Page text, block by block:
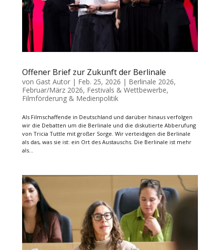
Offener Brief zur Zukunft der Berlinale
von Gast Autor| Feb. 25, 2026 | Berlinale 2026,
Februar/März 2026, Festivals & Wettbewerbe,
Filmförderung & Medienpolitik
Als Filmschaffende in Deutschland und darüber hinaus verfolgen
wir die Debatten um die Berlinale und die diskutierte Abberufung
von Tricia Tuttle mit großer Sorge. Wir verteidigen die Berlinale
als das, was sie ist: ein Ort des Austauschs. Die Berlinale ist mehr
als...